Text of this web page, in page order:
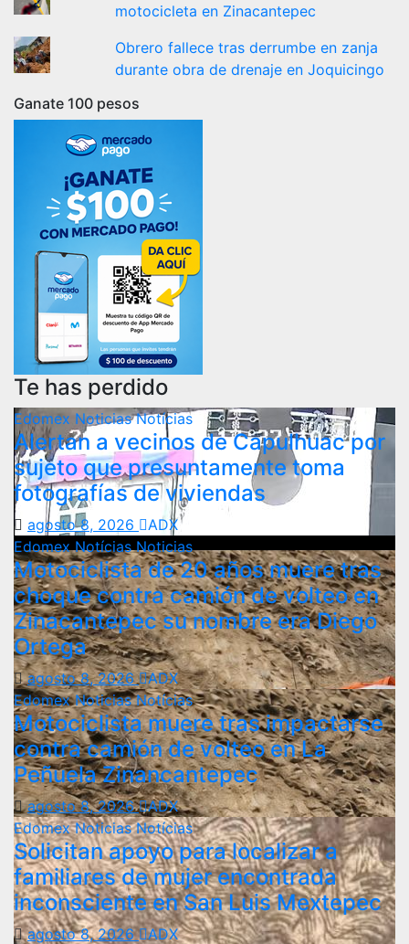
motocicleta en Zinacantepec
Obrero fallece tras derrumbe en zanja
durante obra de drenaje en Joquicingo
Ganate 100 pesos
Te has perdido
Edomex NoticiasNotícias
Alertan a vecinos de Capulhuac por
sujeto que presuntamente toma
fotografías de viviendas
agosto 8, 2026
ADX
EdomexNotíciasNoticias
Motociclista de 20 años muere tras
choque contra camión de volteo en
Zinacantepec su nombre era Diego
Ortega
agosto 8, 2026 ADX
EdomexNoticiasNotícias
Motociclista muere tras impactarse
contra camión de volteo en La
Peñuela Zinancantepec
agosto 8, 2026 ADX
EdomexNoticiasNotícias
Solicitan apoyo para localizar a
familiares de mujer encontrada
inconsciente en San Luis Mextepec
agosto 8, 2026 ADX